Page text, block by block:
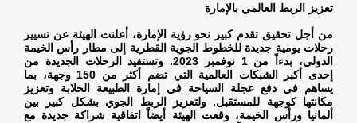
تعزيز الربط العالمي بالإمارة
من أجل تحقيق تقدم كبير نحو رؤية الإمارة، أعلنت الهيئة عن تسيير
رحلات يومية جديدة للخطوط الجوية القطرية إلى مطار رأس الخيمة
الدولي، بدءاً من 1 نوفمبر 2023. وتستفيد الرحلات الجديدة من
إحدى أكبر الشبكات العالمية التي تضم أكثر من 150 وجهة، بما
يساهم في دفع عجلة السياحة في إمارة الطبيعة الخلابة وتعزيز
مكانتها كوجهة للمستقبل. ولتعزيز الربط الجوي بشكل كبير بين
ألمانيا ورأس الخيمة، وقعت الهيئة أيضاً اتفاقية شراكة جديدة مع